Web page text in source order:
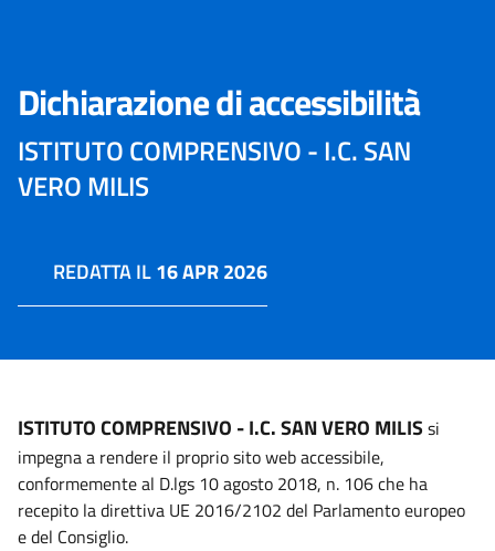
Dichiarazione di accessibilità
ISTITUTO COMPRENSIVO - I.C. SAN
VERO MILIS
REDATTA IL16 APR 2026
ISTITUTO COMPRENSIVO - I.C. SAN VERO MILIS si
impegna a rendere il proprio sito web accessibile,
conformemente al D.lgs 10 agosto 2018, n. 106 che ha
recepito la direttiva UE 2016/2102 del Parlamento europeo
e del Consiglio.